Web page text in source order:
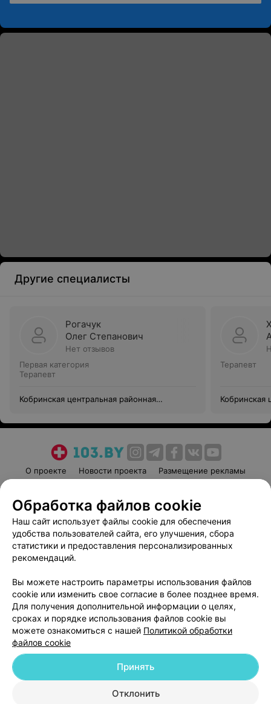
Другие специалисты
Рогачук
Олег Степанович
Нет отзывов
Первая категория
Терапевт
Кобринская центральная районная
Терапевт
Кобринская
О проекте Новости проекта
Размещение рекламы
Пользовательское соглашение
Способы оплаты
Вакансии
Партнеры
Написать руководителю 103.by
Обработка персональных данных
© 2026 ООО «Артокс Лаб», УНП 191700409
| 220012, Республика Беларусь,
Обработка файлов cookie
Наш сайт использует файлы cookie для обеспечения
удобства пользователей сайта, его улучшения, сбора
статистики и предоставления персонализированных
рекомендаций.
Вы можете настроить параметры использования файлов
cookie или изменить свое согласие в более позднее время.
Для получения дополнительной информации о целях,
сроках и порядке использования файлов cookie вы
можете ознакомиться с нашей Политикой обработки
файлов cookie
Отклонить
Принять